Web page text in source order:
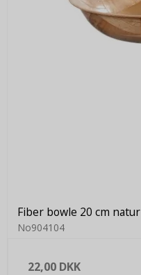
Fiber bowle 20 cm natur
No904104
22,00 DKK